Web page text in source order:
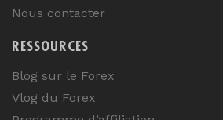
Nous contacter
RESSOURCES
Blog sur le Forex
Vlog du Forex